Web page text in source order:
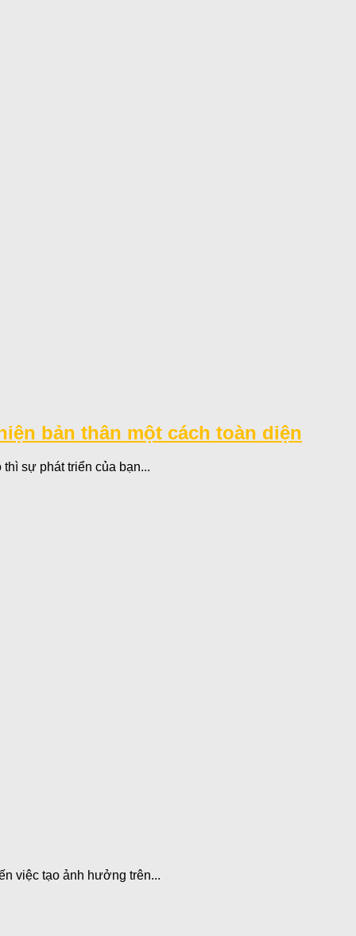
bản thân một cách toàn diện
sự phát triển của bạn...
việc tạo ảnh hưởng trên...